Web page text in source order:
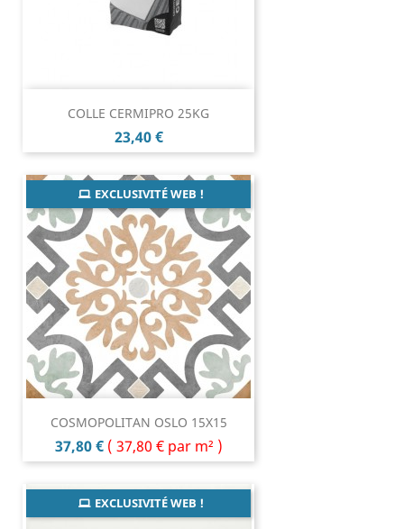
COLLE CERMIPRO 25KG
Prix
23,40 €
COSMOPOLITAN OSLO 15X15
Prix
37,80 € ( 37,80 € par m² )
EXCLUSIVITÉ WEB !
EXCLUSIVITÉ WEB !